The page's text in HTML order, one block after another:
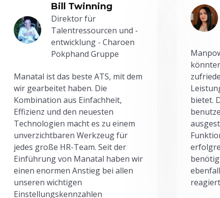
Bill Twinning
Direktor für
Talentressourcen und -
entwicklung - Charoen
Pokphand Gruppe
Manatal ist das beste ATS, mit dem
wir gearbeitet haben. Die
Kombination aus Einfachheit,
Effizienz und den neuesten
Technologien macht es zu einem
unverzichtbaren Werkzeug für
jedes große HR-Team. Seit der
Einführung von Manatal haben wir
einen enormen Anstieg bei allen
unseren wichtigen
Einstellungskennzahlen
bietet.